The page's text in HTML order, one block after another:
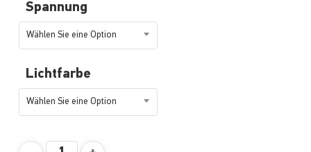
Spannung
Wählen Sie eine Option
Lichtfarbe
Wählen Sie eine Option